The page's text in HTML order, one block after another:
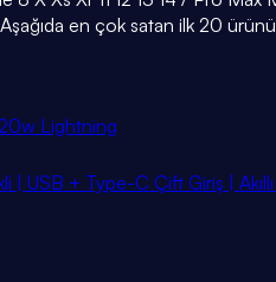
en çok satan ilk 20
20w Lightning
+ Type-C Çift Giriş | Akıllı